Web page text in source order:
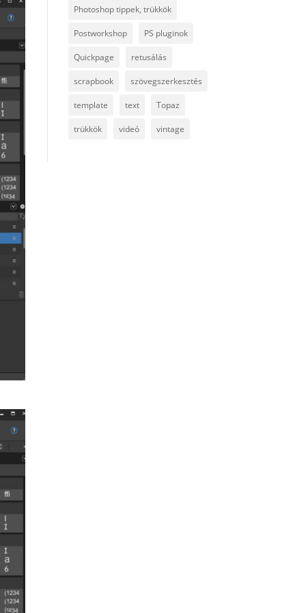
Photoshop tippek, trükkök
Postworkshop PS pluginok
Quickpage retusálás
scrapbook szövegszerkesztés
template text Topaz
trükkök videó vintage